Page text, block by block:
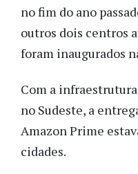
no fim do ano
outros dois centros
foram inaugurados
Com a
no Sudeste, a
Amazon Prime
cidades.